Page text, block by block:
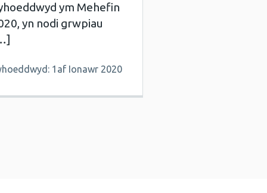
ym Mehefin
yn nodi grwpiau
1af Ionawr 2020